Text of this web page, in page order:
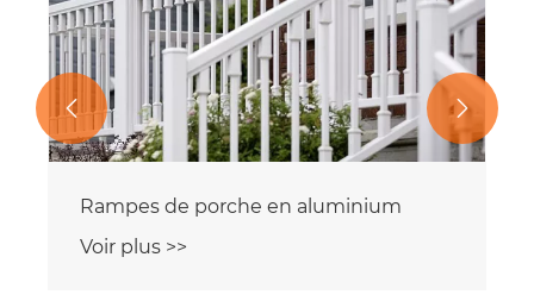
Rampes de porche en aluminium
Voir plus >>
 